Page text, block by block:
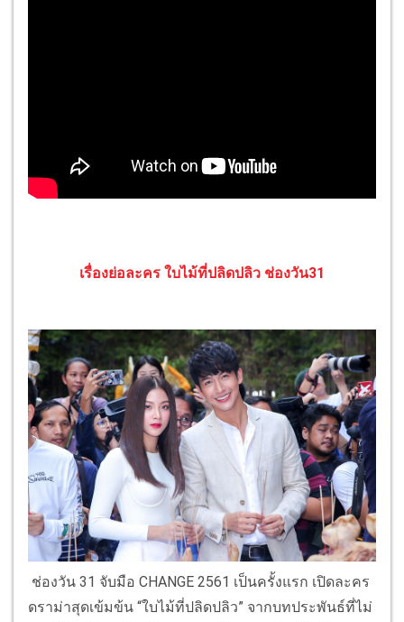
เรื่องย่อละคร ใบไม้ที่ปลิดปลิว ช่องวัน31
ช่องวัน 31 จับมือ CHANGE 2561 เป็นครั้งแรก เปิดละคร
ดราม่าสุดเข้มข้น “ใบไม้ที่ปลิดปลิว” จากบทประพันธ์ที่ไม่